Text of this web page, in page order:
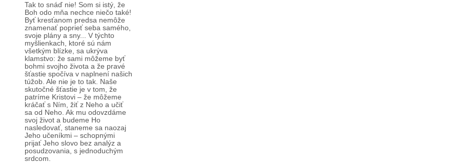
Tak to snáď nie! Som si istý, že
Boh odo mňa nechce niečo také!
Byť kresťanom predsa nemôže
znamenať poprieť seba samého,
svoje plány a sny... V týchto
myšlienkach, ktoré sú nám
všetkým blízke, sa ukrýva
klamstvo: že sami môžeme byť
bohmi svojho života a že pravé
šťastie spočíva v naplnení našich
túžob. Ale nie je to tak. Naše
skutočné šťastie je v tom, že
patríme Kristovi – že môžeme
kráčať s Ním, žiť z Neho a učiť
sa od Neho. Ak mu odovzdáme
svoj život a budeme Ho
nasledovať, staneme sa naozaj
Jeho učeníkmi – schopnými
prijať Jeho slovo bez analýz a
posudzovania, s jednoduchým
srdcom.